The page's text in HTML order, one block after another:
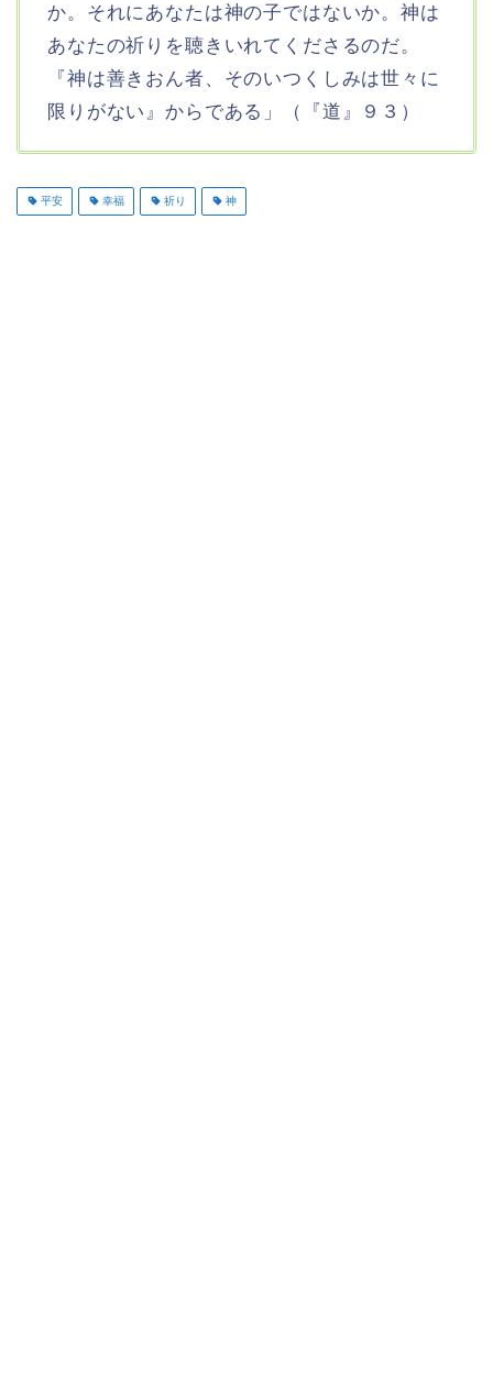
か。それにあなたは神の子ではないか。神は
あなたの祈りを聴きいれてくださるのだ。
『神は善きおん者、そのいつくしみは世々に
限りがない』からである」（『道』９３）
平安 幸福 祈り 神